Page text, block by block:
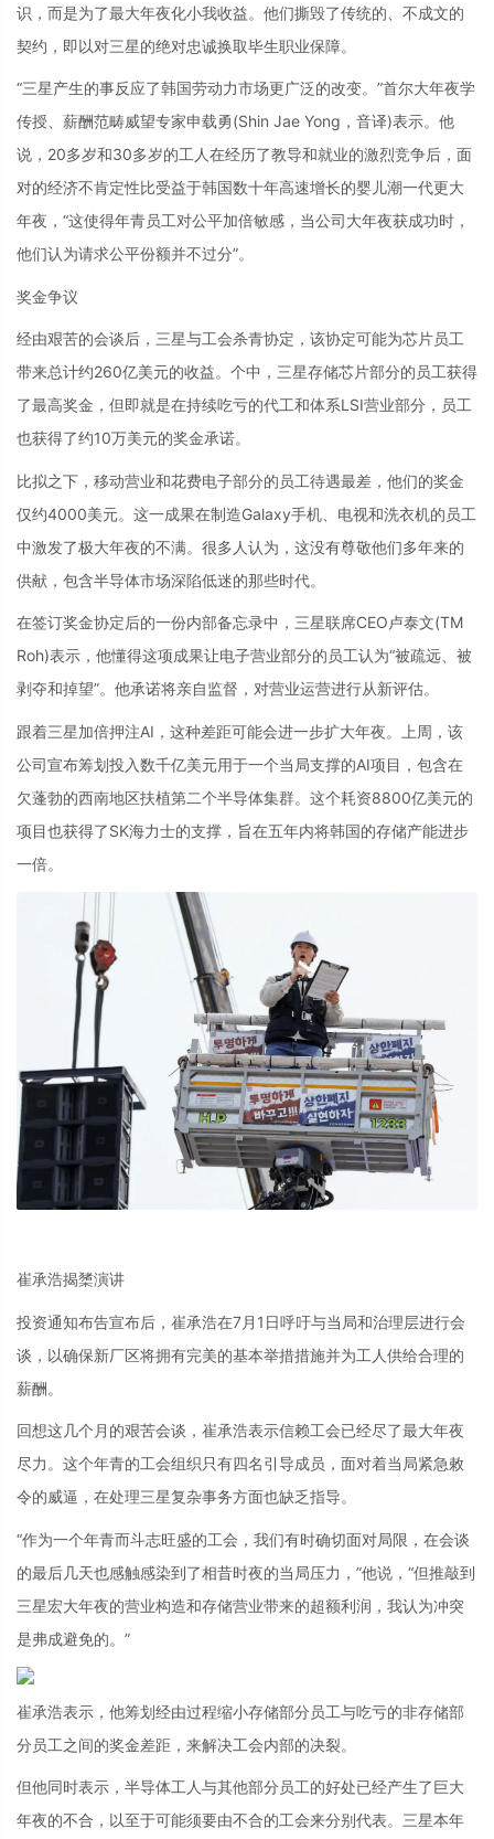
识，而是为了最大年夜化小我收益。他们撕毁了传统的、不成文的
契约，即以对三星的绝对忠诚换取毕生职业保障。
“三星产生的事反应了韩国劳动力市场更广泛的改变。”首尔大年夜学
传授、薪酬范畴威望专家申载勇(Shin Jae Yong，音译)表示。他
说，20多岁和30多岁的工人在经历了教导和就业的激烈竞争后，面
对的经济不肯定性比受益于韩国数十年高速增长的婴儿潮一代更大
年夜，“这使得年青员工对公平加倍敏感，当公司大年夜获成功时，
他们认为请求公平份额并不过分”。
奖金争议
经由艰苦的会谈后，三星与工会杀青协定，该协定可能为芯片员工
带来总计约260亿美元的收益。个中，三星存储芯片部分的员工获得
了最高奖金，但即就是在持续吃亏的代工和体系LSI营业部分，员工
也获得了约10万美元的奖金承诺。
比拟之下，移动营业和花费电子部分的员工待遇最差，他们的奖金
仅约4000美元。这一成果在制造Galaxy手机、电视和洗衣机的员工
中激发了极大年夜的不满。很多人认为，这没有尊敬他们多年来的
供献，包含半导体市场深陷低迷的那些时代。
在签订奖金协定后的一份内部备忘录中，三星联席CEO卢泰文(TM
Roh)表示，他懂得这项成果让电子营业部分的员工认为“被疏远、被
剥夺和掉望”。他承诺将亲自监督，对营业运营进行从新评估。
跟着三星加倍押注AI，这种差距可能会进一步扩大年夜。上周，该
公司宣布筹划投入数千亿美元用于一个当局支撑的AI项目，包含在
欠蓬勃的西南地区扶植第二个半导体集群。这个耗资8800亿美元的
项目也获得了SK海力士的支撑，旨在五年内将韩国的存储产能进步
一倍。
崔承浩揭橥演讲
投资通知布告宣布后，崔承浩在7月1日呼吁与当局和治理层进行会
谈，以确保新厂区将拥有完美的基本举措措施并为工人供给合理的
薪酬。
回想这几个月的艰苦会谈，崔承浩表示信赖工会已经尽了最大年夜
尽力。这个年青的工会组织只有四名引导成员，面对着当局紧急敕
令的威逼，在处理三星复杂事务方面也缺乏指导。
“作为一个年青而斗志旺盛的工会，我们有时确切面对局限，在会谈
的最后几天也感触感染到了相昔时夜的当局压力，”他说，“但推敲到
三星宏大年夜的营业构造和存储营业带来的超额利润，我认为冲突
是弗成避免的。”
崔承浩表示，他筹划经由过程缩小存储部分员工与吃亏的非存储部
分员工之间的奖金差距，来解决工会内部的决裂。
但他同时表示，半导体工人与其他部分员工的好处已经产生了巨大
年夜的不合，以至于可能须要由不合的工会来分别代表。三星本年